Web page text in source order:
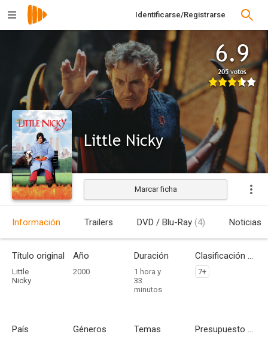
Identificarse/Registrarse
6.9
205 votos
Little Nicky
Estrenada
Marcar ficha
Información Trailers DVD / Blu-Ray (4) Noticias
Título original
Little
Nicky
Año
2000
Duración
1 hora y
33
minutos
Clasificación por edades
7+
País Géneros Temas Presupuesto - Ingresos